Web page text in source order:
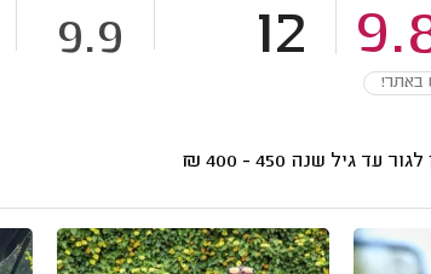
12
9.9
באתר!
עד גיל שנה 450 - 400
₪